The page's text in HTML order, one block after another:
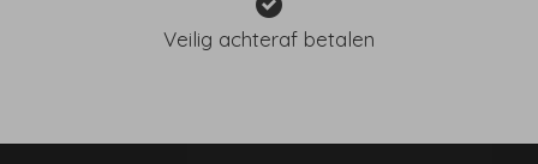
Veilig achteraf betalen